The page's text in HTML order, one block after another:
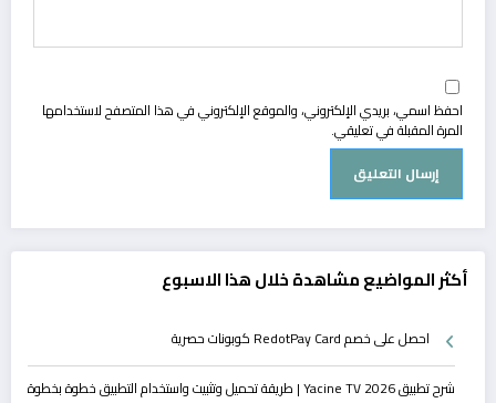
احفظ اسمي، بريدي الإلكتروني، والموقع الإلكتروني في هذا المتصفح لاستخدامها
المرة المقبلة في تعليقي.
أكثر المواضيع مشاهدة خلال هذا الاسبوع
احصل على خصم RedotPay Card كوبونات حصرية
شرح تطبيق Yacine TV 2026 | طريقة تحميل وتثبيت واستخدام التطبيق خطوة بخطوة